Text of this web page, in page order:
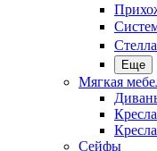
Еще
Мягкая
Кресла
Сейфы